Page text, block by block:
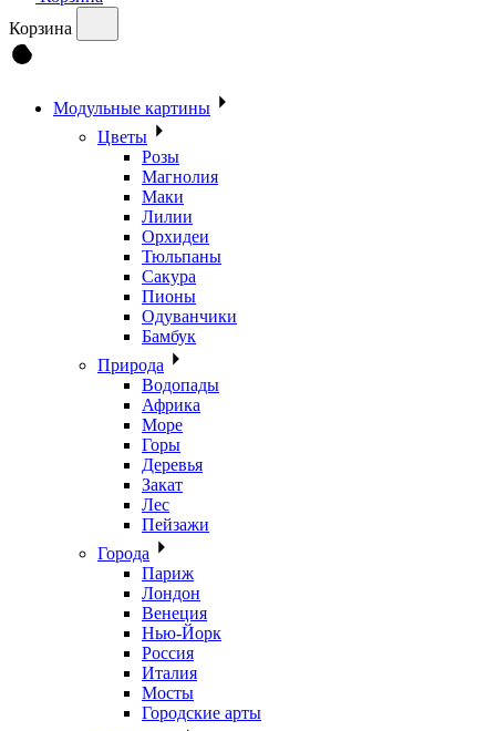
Корзина
Модульные картины
Цветы
Розы
Магнолия
Маки
Лилии
Орхидеи
Тюльпаны
Сакура
Пионы
Одуванчики
Бамбук
Природа
Водопады
Африка
Море
Горы
Деревья
Закат
Лес
Пейзажи
Города
Париж
Лондон
Венеция
Нью-Йорк
Россия
Италия
Мосты
Городские арты